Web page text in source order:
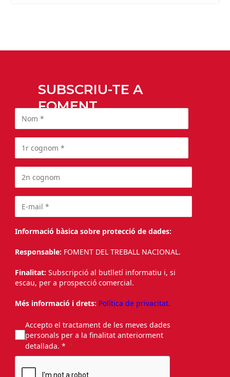
SUBSCRIU-TE A
FOMENT
Informació bàsica sobre protecció de dades:
Responsable: FOMENT DEL TREBALL NACIONAL.
Finalitat: Subscripció al butlletí informatiu i, si
escau, per a prospecció comercial.
Més informació i drets: Política de privacitat.
Accepto el tractament de les meves dades
personals per a la finalitat anteriorment
detallada. *